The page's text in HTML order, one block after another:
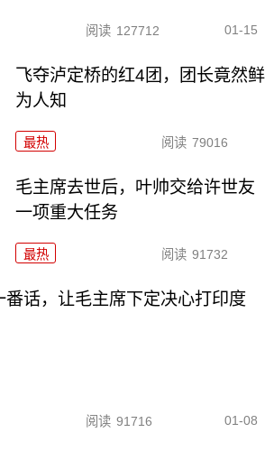
阅读 127712 01-15
飞夺泸定桥的红4团，团长竟然鲜
为人知
最热 阅读 79016
毛主席去世后，叶帅交给许世友
一项重大任务
最热 阅读 91732
番话，让毛主席下定决心打印度
阅读 91716 01-08